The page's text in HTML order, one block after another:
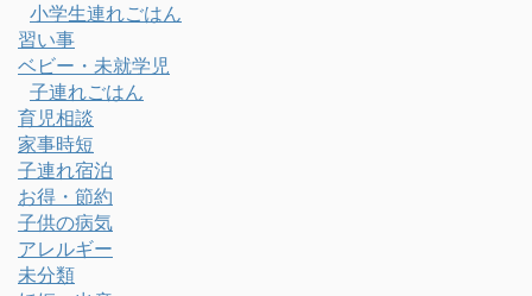
小学生連れごはん
習い事
ベビー・未就学児
子連れごはん
育児相談
家事時短
子連れ宿泊
お得・節約
子供の病気
アレルギー
未分類